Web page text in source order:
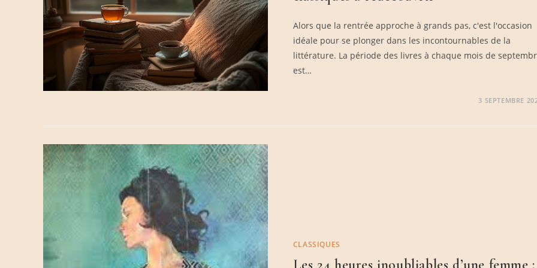
Alors que la rentrée approche à grands pas, c'est l'occasion
idéale pour se plonger dans les incontournables de la
littérature. La période des livres à chaque mois de
est…
3 SEPTEMBRE
CLASSIQUES